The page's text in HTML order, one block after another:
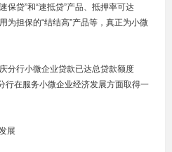
保贷”和“速抵贷”产品、抵押率可达
为担保的“结结高”产品等，真正为小微
行小微企业贷款已达总贷款额度
行在服务小微企业经济发展方面取得一
展